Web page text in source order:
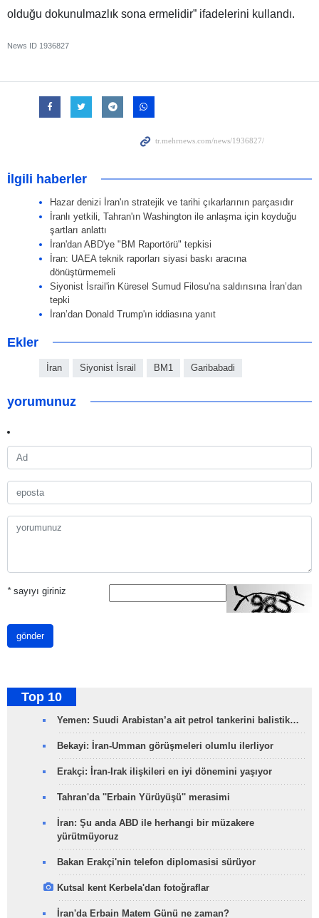
olduğu dokunulmazlık sona ermelidir” ifadelerini kullandı.
News ID 1936827
İlgili haberler
Hazar denizi İran'ın stratejik ve tarihi çıkarlarının parçasıdır
İranlı yetkili, Tahran'ın Washington ile anlaşma için koyduğu
şartları anlattı
İran'dan ABD'ye "BM Raportörü" tepkisi
İran: UAEA teknik raporları siyasi baskı aracına
dönüştürmemeli
Siyonist İsrail'in Küresel Sumud Filosu'na saldırısına İran’dan
tepki
İran’dan Donald Trump'ın iddiasına yanıt
Ekler
İran Siyonist İsrail BM1 Garibabadi
yorumunuz
*sayıyı giriniz
gönder
Top 10
Yemen: Suudi Arabistan’a ait petrol tankerini balistik…
Bekayi: İran-Umman görüşmeleri olumlu ilerliyor
Erakçi: İran-Irak ilişkileri en iyi dönemini yaşıyor
Tahran'da ''Erbain Yürüyüşü'' merasimi
İran: Şu anda ABD ile herhangi bir müzakere
yürütmüyoruz
Bakan Erakçi'nin telefon diplomasisi sürüyor
Kutsal kent Kerbela'dan fotoğraflar
İran'da Erbain Matem Günü ne zaman?